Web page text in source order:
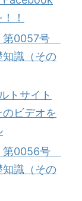
！
第0057号
識（その
トサイト
ビデオを
第0056号
識（その